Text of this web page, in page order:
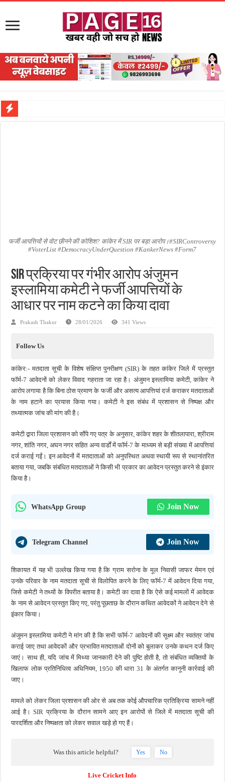
जन सहयोग और पूर्व सैनिकों ने चलाया दूध नदी स्वच्छता अभियान, भारी मात्रा में कचरा हटाया
अंतरराष्ट्रीय जैव विविधता दिवस पर पर्यावरण संरक्षण का संदेश, कांकेर में जागरूकता कार्यक्रम
चिल्ड्रन्स पार्क के जीर्णोद्धार के लिए आगे आई ‘जन सहयोग’, स्वच्छता अभियान से बदली तस्वीर
फर्जी आपत्तियों से वोट छीनने की कोशिश? कांकेर में SIR पर बड़ा आरोप।#SIRControversy
#VoterList #DemocracyUnderQuestion #KankerNews #Form7
SIR प्रक्रिया पर गंभीर आरोप अंजुमन
इस्लामिया कमेटी ने फर्जी आपत्तियों के
आधार पर नाम कटने का किया दावा
Prakash Thakur 28/01/2026 341 Views
Follow Us
कांकेर:- मतदाता सूची के विशेष संक्षिप्त पुनरीक्षण (SIR) के तहत कांकेर जिले में प्रस्तुत
फॉर्म-7 आवेदनों को लेकर विवाद गहराता जा रहा है। अंजुमन इस्लामिया कमेटी, कांकेर ने
आरोप लगाया है कि बिना ठोस प्रमाण के फर्जी और असत्य आपत्तियां दर्ज कराकर मतदाताओं
के नाम हटाने का प्रयास किया गया। कमेटी ने इस संबंध में प्रशासन से निष्पक्ष और
तथ्यात्मक जांच की मांग की है।
कमेटी द्वारा जिला प्रशासन को सौंपे गए पत्र के अनुसार, कांकेर शहर के शीतलापारा, श्रीराम
नगर, शांति नगर, अघन नगर सहित अन्य वार्डों में फॉर्म-7 के माध्यम से बड़ी संख्या में आपत्तियां
दर्ज कराई गईं। इन आवेदनों में मतदाताओं को अनुपस्थित अथवा स्थायी रूप से स्थानांतरित
बताया गया, जबकि संबंधित मतदाताओं ने किसी भी प्रकार का आवेदन प्रस्तुत करने से इंकार
किया है।
WhatsApp Group Join Now
Telegram Channel Join Now
शिकायत में यह भी उल्लेख किया गया है कि ग्राम सरोना के मूल निवासी जाफर मेमन एवं
उनके परिवार के नाम मतदाता सूची से विलोपित करने के लिए फॉर्म-7 में आवेदन दिया गया,
जिसे कमेटी ने तथ्यों के विपरीत बताया है। कमेटी का दावा है कि ऐसे कई मामलों में आवेदक
के नाम से आवेदन प्रस्तुत किए गए, परंतु पूछताछ के दौरान कथित आवेदकों ने आवेदन देने से
इंकार किया।
अंजुमन इस्लामिया कमेटी ने मांग की है कि सभी फॉर्म-7 आवेदनों की सूक्ष्म और स्वतंत्र जांच
कराई जाए तथा आवेदकों और प्रभावित मतदाताओं दोनों को बुलाकर उनके कथन दर्ज किए
जाएं। साथ ही, यदि जांच में मिथ्या जानकारी देने की पुष्टि होती है, तो संबंधित व्यक्तियों के
खिलाफ लोक प्रतिनिधित्व अधिनियम, 1950 की धारा 31 के अंतर्गत कानूनी कार्रवाई की
जाए।
मामले को लेकर जिला प्रशासन की ओर से अब तक कोई औपचारिक प्रतिक्रिया सामने नहीं
आई है। SIR प्रक्रिया के दौरान सामने आए इन आरोपों से जिले में मतदाता सूची की
पारदर्शिता और निष्पक्षता को लेकर सवाल खड़े हो गए हैं।
Was this article helpful? Yes No
Live Cricket Info